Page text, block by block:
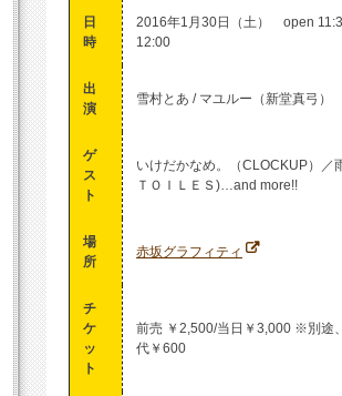
日
時
2016年1月30日（土） open
12:00
出
演
雪村とあ / マユルー（新堂真弓）
ゲ
ス
ト
いけだかなめ。（CLOCKUP）／
ＴＯＩＬＥＳ)…and more!!
場
所
赤坂グラフィティ
チ
ケ
ッ
ト
前売 ￥2,500/当日￥3,000 ※別途
代￥600